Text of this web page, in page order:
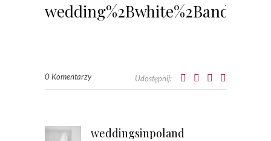
0 Komentarzy Udostępnij:
weddingsinpoland